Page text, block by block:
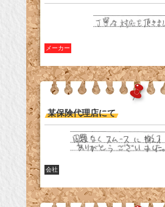
メーカー
某保険代理店にて
会社